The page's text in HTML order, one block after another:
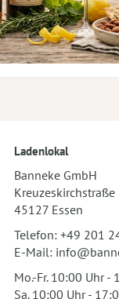
Ladenlokal
Banneke GmbH
Kreuzeskirchstraße
45127 Essen
Telefon: +49 201
E-Mail:
Mo.-Fr. 10:00 Uhr -
Sa. 10:00 Uhr -